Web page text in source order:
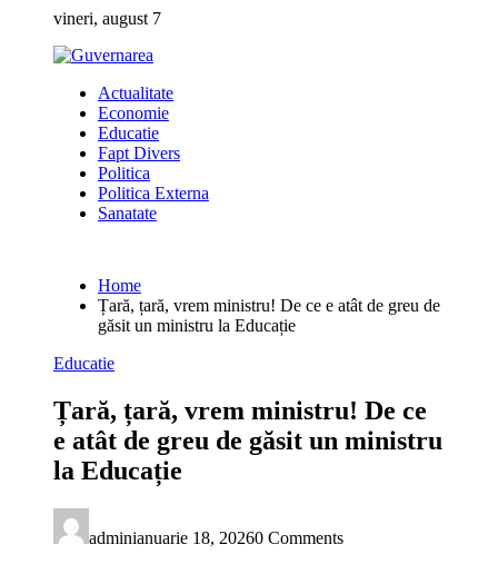
content
vineri, august 7
Actualitate
Economie
Educatie
Fapt Divers
Politica
Politica Externa
Sanatate
Home
Țară, țară, vrem ministru! De ce e atât de greu de
găsit un ministru la Educație
Educatie
Țară, țară, vrem ministru! De ce
e atât de greu de găsit un ministru
la Educație
adminianuarie 18, 20260 Comments